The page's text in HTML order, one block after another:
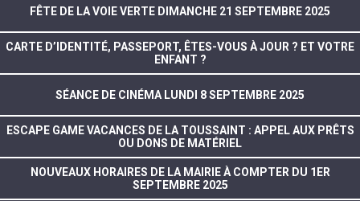
FÊTE DE LA VOIE VERTE DIMANCHE 21 SEPTEMBRE 2025
CARTE D’IDENTITÉ, PASSEPORT, ÊTES-VOUS À JOUR ? ET VOTRE
ENFANT ?
SÉANCE DE CINÉMA LUNDI 8 SEPTEMBRE 2025
ESCAPE GAME VACANCES DE LA TOUSSAINT : APPEL AUX PRÊTS
OU DONS DE MATÉRIEL
NOUVEAUX HORAIRES DE LA MAIRIE À COMPTER DU 1ER
SEPTEMBRE 2025